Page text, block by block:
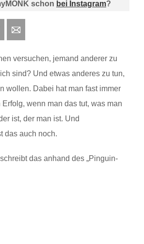
schon bei Instagram?
Twitter
versuchen, jemand anderer zu
sind? Und etwas anderes zu tun,
wollen. Dabei hat man fast immer
wenn man das tut, was man
ist, der man ist. Und
das auch noch.
das anhand des „Pinguin-